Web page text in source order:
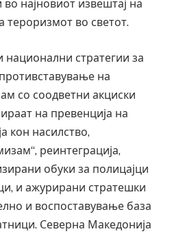
најновиот извештај на
тероризмот во светот.
национални стратегии за
на
со соодветни акциски
на превенција на
кон насилство,
реинтеграција,
обуки за полицајци
и ажурирани стратешки
и воспоставување база
Северна Македонија